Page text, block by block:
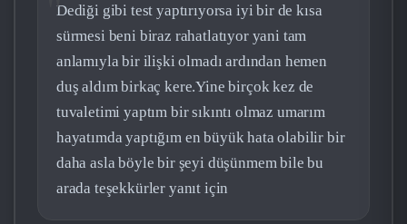
Dediği gibi test yaptırıyorsa iyi bir de kısa
sürmesi beni biraz rahatlatıyor yani tam
anlamıyla bir ilişki olmadı ardından hemen
duş aldım birkaç kere.Yine birçok kez de
tuvaletimi yaptım bir sıkıntı olmaz umarım
hayatımda yaptığım en büyük hata olabilir bir
daha asla böyle bir şeyi düşünmem bile bu
arada teşekkürler yanıt için